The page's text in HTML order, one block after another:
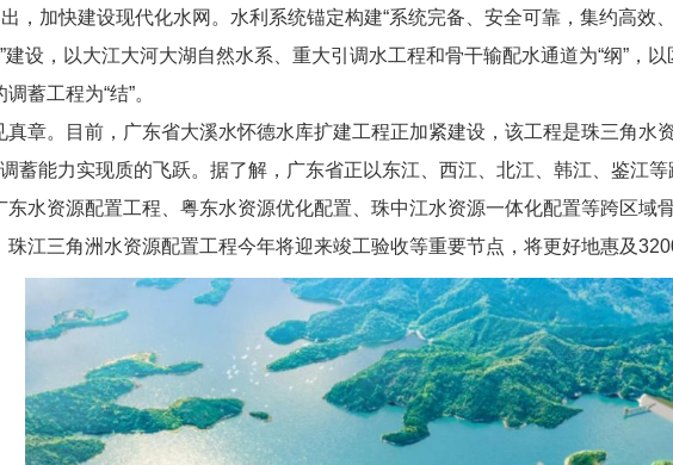
出，加快建设现代化水网。水利系统锚定构建“系统完备、安全可靠，集约高效
”建设，以大江大河大湖自然水系、重大引调水工程和骨干输配水通道为“纲”，
蓄工程为“结”。
真章。目前，广东省大溪水怀德水库扩建工程正加紧建设，该工程是珠三角水
蓄能力实现质的飞跃。据了解，广东省正以东江、西江、北江、韩江、鉴江
水资源配置工程、粤东水资源优化配置、珠中江水资源一体化配置等跨区域
江三角洲水资源配置工程今年将迎来竣工验收等重要节点，将更好地惠及